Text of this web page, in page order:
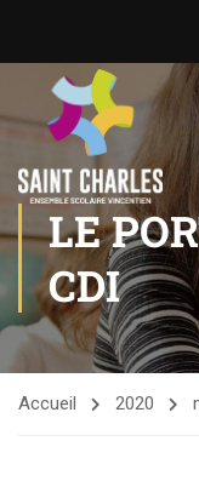
LE
CDI
Accueil 2020